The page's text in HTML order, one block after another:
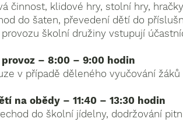
činnost, klidové hry, stolní hry,
do šaten, převedení dětí do
školní družiny vstupují
– 8:00 – 9:00 hodin
v případě děleného vyučování žáků
na obědy – 11:40 – 13:30 hodin
do školní jídelny, dodržování